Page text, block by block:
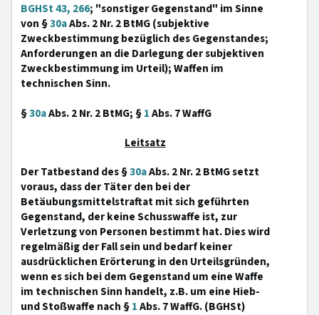
BGHSt 43, 266; "sonstiger Gegenstand" im Sinne
von §30aAbs. 2 Nr. 2 BtMG (subjektive
Zweckbestimmung bezüglich des Gegenstandes;
Anforderungen an die Darlegung der subjektiven
Zweckbestimmung im Urteil); Waffen im
technischen Sinn.
§30aAbs. 2 Nr. 2 BtMG; §1Abs. 7 WaffG
Leitsatz
Der Tatbestand des §30aAbs. 2 Nr. 2 BtMG setzt
voraus, dass der Täter den bei der
Betäubungsmittelstraftat mit sich geführten
Gegenstand, der keine Schusswaffe ist, zur
Verletzung von Personen bestimmt hat. Dies wird
regelmäßig der Fall sein und bedarf keiner
ausdrücklichen Erörterung in den Urteilsgründen,
wenn es sich bei dem Gegenstand um eine Waffe
im technischen Sinn handelt, z.B. um eine Hieb-
und Stoßwaffe nach §1Abs. 7 WaffG. (BGHSt)